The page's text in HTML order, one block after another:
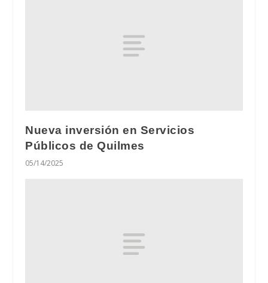
Nueva inversión en Servicios
Públicos de Quilmes
05/14/2025